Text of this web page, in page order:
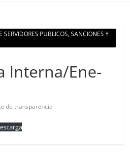
PUBLICOS, SANCIONES Y
Interna/Ene-
de transparencia